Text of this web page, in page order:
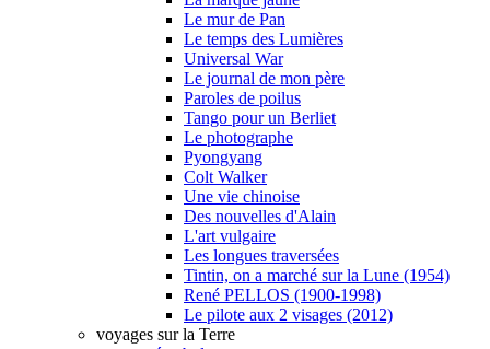
Le mur de Pan
Le temps des Lumières
Universal War
Le journal de mon père
Paroles de poilus
Tango pour un Berliet
Le photographe
Pyongyang
Colt Walker
Une vie chinoise
Des nouvelles d'Alain
L'art vulgaire
Les longues traversées
Tintin, on a marché sur la Lune (1954)
René PELLOS (1900-1998)
Le pilote aux 2 visages (2012)
voyages sur la Terre